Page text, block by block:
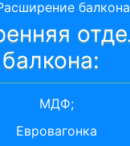
балкона
балкона:
МДФ;
Евровагонка